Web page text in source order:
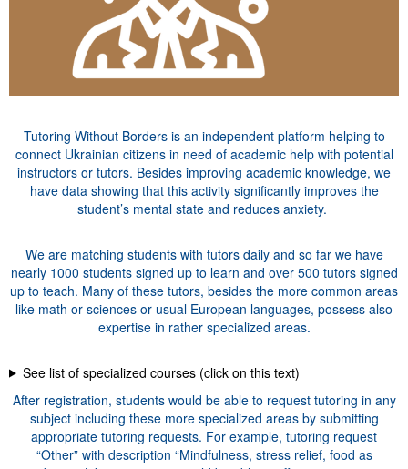
Tutoring Without Borders is an independent platform helping to
connect Ukrainian citizens in need of academic help with potential
instructors or tutors. Besides improving academic knowledge, we
have data showing that this activity significantly improves the
student’s mental state and reduces anxiety.
We are matching students with tutors daily and so far we have
nearly 1000 students signed up to learn and over 500 tutors signed
up to teach. Many of these tutors, besides the more common areas
like math or sciences or usual European languages, possess also
expertise in rather specialized areas.
See list of specialized courses (click on this text)
After registration, students would be able to request tutoring in any
subject including these more specialized areas by submitting
appropriate tutoring requests. For example, tutoring request
“Other” with description “Mindfulness, stress relief, food as